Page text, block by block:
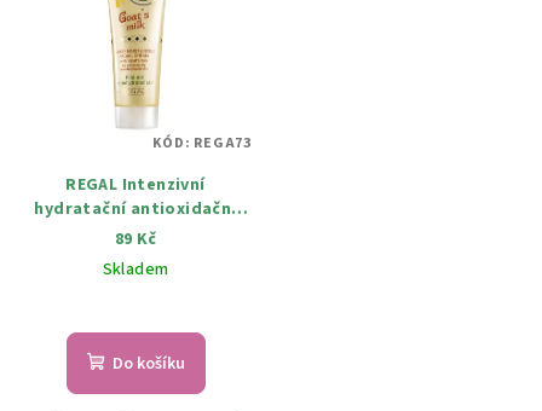
REGAL Intenzivní
hydratační antioxidační
pleťový krém s kozím
mlékem 75
89 Kč
Skladem
Do košíku
KÓD: REGA73